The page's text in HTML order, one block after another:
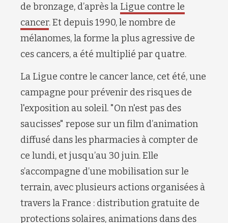
de bronzage, d’après la Ligue contre le
cancer. Et depuis 1990, le nombre de
mélanomes, la forme la plus agressive de
ces cancers, a été multiplié par quatre.
La Ligue contre le cancer lance, cet été, une
campagne pour prévenir des risques de
l'exposition au soleil. "On n'est pas des
saucisses" repose sur un film d’animation
diffusé dans les pharmacies à compter de
ce lundi, et jusqu’au 30 juin. Elle
s’accompagne d’une mobilisation sur le
terrain, avec plusieurs actions organisées à
travers la France : distribution gratuite de
protections solaires, animations dans des